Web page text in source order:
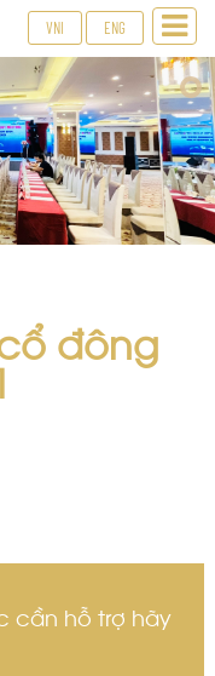
VNI ENG
đông
cần hỗ trợ hãy